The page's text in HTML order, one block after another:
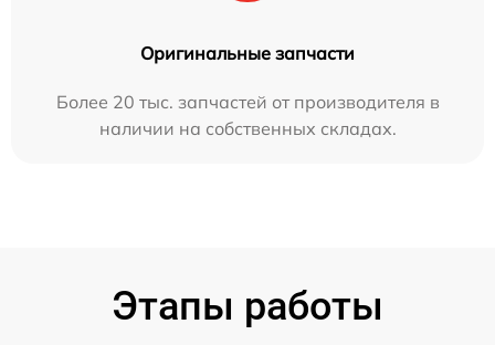
Оригинальные запчасти
Более 20 тыс. запчастей от производителя в
наличии на собственных складах.
Этапы работы